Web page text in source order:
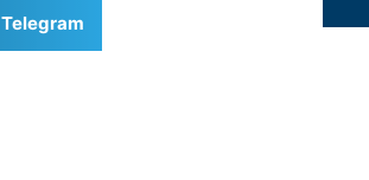
Telegram